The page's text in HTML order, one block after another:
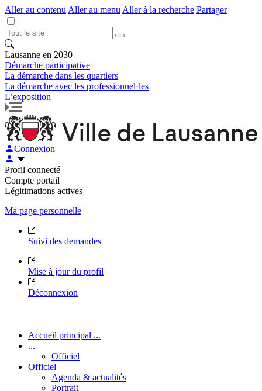
Aller au contenu Aller au menu Aller à la recherche Partager
Lausanne en 2030
Démarche participative
La démarche dans les quartiers
La démarche avec les professionnel·les
L’exposition
Connexion
Profil connecté
Compte portail
Légitimations actives
Ma page personnelle
Suivi des demandes
Mise à jour du profil
Déconnexion
Accueil principal ...
...
Officiel
Officiel
Agenda & actualités
Portrait